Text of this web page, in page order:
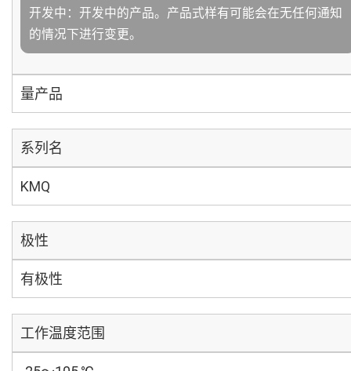
开发中：开发中的产品。产品式样有可能会在无任何通知
的情况下进行变更。
量产品
系列名
KMQ
极性
有极性
工作温度范围